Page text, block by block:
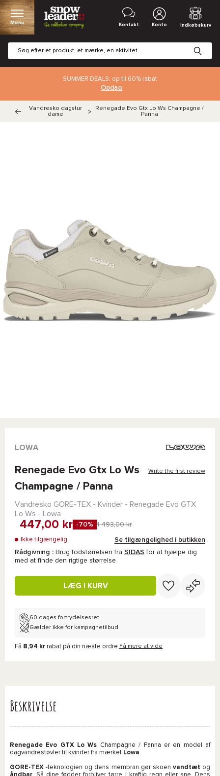
Menu Kontakt Konto Indkøbskurv
SUMMER DEALS: op til 60% rabat
Opdag
Vandresko dagstur
dame
>
Renegade Evo Gtx Lo Ws Champagne /
Panna
LOWA
Renegade Evo Gtx Lo Ws
Champagne / Panna
Write the first review
Vandresko GORE-TEX - Kvinder - Renegade Evo GTX
Lo Ws - Lowa
447,00 kr -70% 1 493,00 kr
Ikke tilgængelig
Se tilgængelighed i butikken
Rådgivning : Brug fodstørrelsen fra SIDAS for at hjælpe dig
med at finde den rigtige størrelse
LÆG I KURV
60 dages fortrydelsesret
Gælder ikke for kampagnetilbud
Få 8,94 kr rabat på din næste ordre. Få mere at vide
Beskrivelse
Renegade Evo GTX Lo Ws Champagne / Panna er en model af
dagvandrestøvler til kvinder fra mærket Lowa.
GORE-TEX -teknologien og dens membran gør skoen vandtæt og